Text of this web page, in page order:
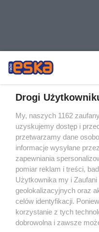
Drogi
My, naszych 1162
uzyskujemy dostęp i
przetwarzamy dane
informacje wysyłane
zapewniania
pomiar reklam i treści,
Użytkownika my i
geolokalizacyjnych oraz
celów identyfikacji.
korzystanie z tych
dobrowolna i zawsze